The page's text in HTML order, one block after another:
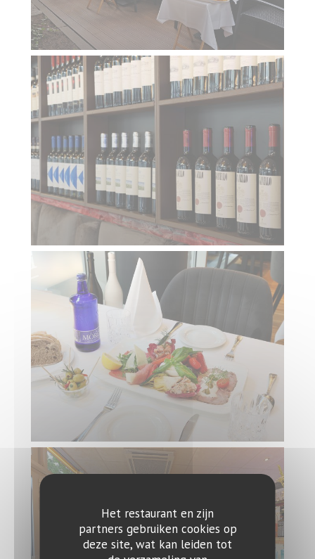
Het restaurant en zijn
partners gebruiken cookies op
deze site, wat kan leiden tot